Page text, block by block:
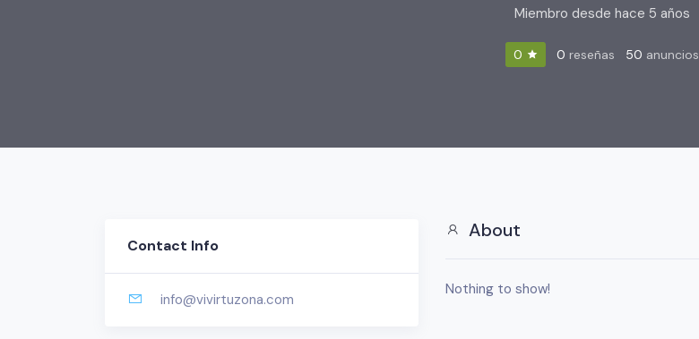
Miembro desde hace 5 años
0 0 reseñas 50 anuncios
Contact Info
info@vivirtuzona.com
About
Nothing to show!